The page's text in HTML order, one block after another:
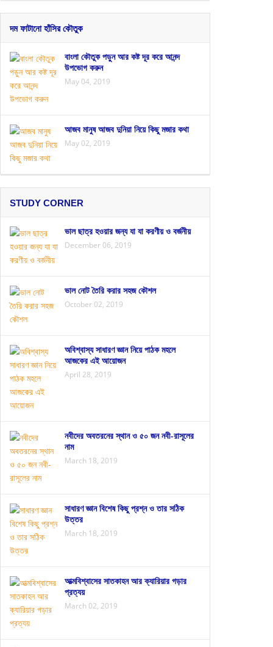
দম ফাটানো হাঁসির কৌতুক
বাংলা কৌতুক পড়ুন আর কষ্ট দূর করে আনন্দ
উপভোগ করুন
May 04, 2019
আজব মানুষ আজব দুনিয়া নিয়ে কিছু মজার কথা
May 02, 2019
STUDY CORNER
ভাল ছাত্র হওয়ার জন্য যা যা করণীয় ও বর্জনীয়
December 06, 2019
ভাল নোট তৈরি করার সহজ কৌশল
October 02, 2019
অবিশ্বাস্য সাধারণ জ্ঞান নিয়ে পাঠক মহলে
আজকের এই আয়োজন
April 28, 2019
নবীদের অবতরনের স্থান ও ৫০ জন নবী-রাসূলের
নাম
March 18, 2019
সাধারণ জ্ঞান বিশেষ কিছু প্রশ্ন ও তার সঠিক
উত্তর
March 18, 2019
আত্মবিশ্বাসের সাতকাহন আর ক্যারিয়ার গড়ার
প্রত্যয়
March 02, 2019